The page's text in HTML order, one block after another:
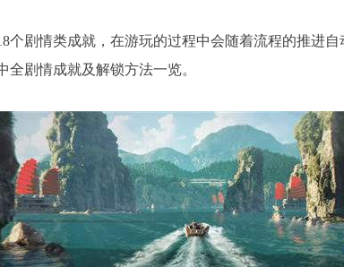
个剧情类成就，在游玩的过程中会随着流程的推进
全剧情成就及解锁方法一览。